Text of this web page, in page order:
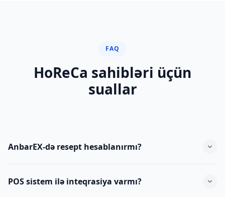
FAQ
HoReCa sahibləri üçün
suallar
AnbarEX-də resept hesablanırmı?
dəyəri avtomatik hesablanır.
POS sistem ilə inteqrasiya varmı?